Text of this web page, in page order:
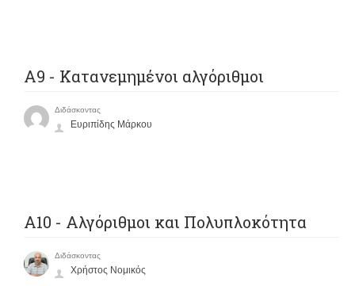
A9 - Κατανεμημένοι αλγόριθμοι
Διδάσκοντας
Ευριπίδης Μάρκου
A10 - Αλγόριθμοι και Πολυπλοκότητα
Διδάσκοντας
Χρήστος Νομικός